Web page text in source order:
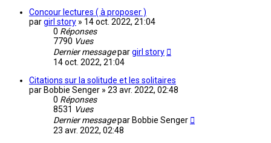
Concour lectures ( à proposer )
pargirl story » 14 oct. 2022, 21:04
0 Réponses
7790 Vues
Dernier messagepargirl story
14 oct. 2022, 21:04
Citations sur la solitude et les solitaires
par Bobbie Senger » 23 avr. 2022, 02:48
0 Réponses
8531 Vues
Dernier messagepar Bobbie Senger
23 avr. 2022, 02:48